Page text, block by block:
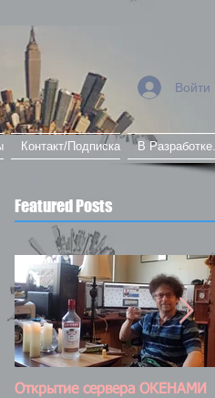
Контакт/Подписка В
Войти
Featured Posts
Открытие сервера ОКЕНАМИ